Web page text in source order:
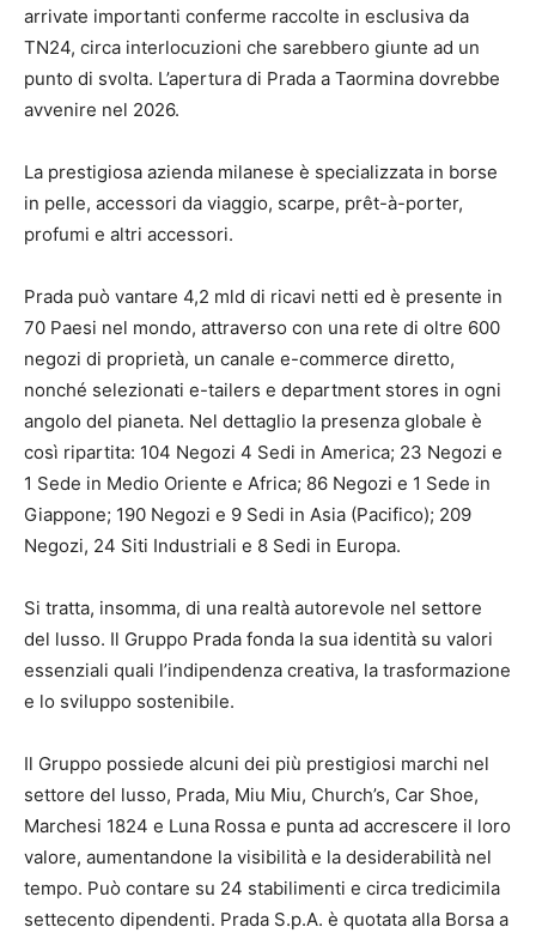
arrivate importanti conferme raccolte in esclusiva da
TN24, circa interlocuzioni che sarebbero giunte ad un
punto di svolta. L’apertura di Prada a Taormina dovrebbe
avvenire nel 2026.
La prestigiosa azienda milanese è specializzata in borse
in pelle, accessori da viaggio, scarpe, prêt-à-porter,
profumi e altri accessori.
Prada può vantare 4,2 mld di ricavi netti ed è presente in
70 Paesi nel mondo, attraverso con una rete di oltre 600
negozi di proprietà, un canale e-commerce diretto,
nonché selezionati e-tailers e department stores in ogni
angolo del pianeta. Nel dettaglio la presenza globale è
così ripartita: 104 Negozi 4 Sedi in America; 23 Negozi e
1 Sede in Medio Oriente e Africa; 86 Negozi e 1 Sede in
Giappone; 190 Negozi e 9 Sedi in Asia (Pacifico); 209
Negozi, 24 Siti Industriali e 8 Sedi in Europa.
Si tratta, insomma, di una realtà autorevole nel settore
del lusso. Il Gruppo Prada fonda la sua identità su valori
essenziali quali l’indipendenza creativa, la trasformazione
e lo sviluppo sostenibile.
Il Gruppo possiede alcuni dei più prestigiosi marchi nel
settore del lusso, Prada, Miu Miu, Church’s, Car Shoe,
Marchesi 1824 e Luna Rossa e punta ad accrescere il loro
valore, aumentandone la visibilità e la desiderabilità nel
tempo. Può contare su 24 stabilimenti e circa tredicimila
settecento dipendenti. Prada S.p.A. è quotata alla Borsa a